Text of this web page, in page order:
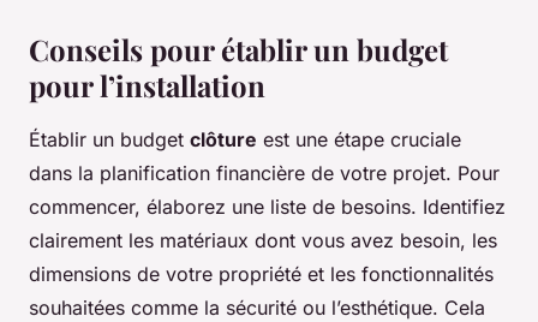
Conseils pour établir un budget
pour l’installation
Établir un budget clôture est une étape cruciale
dans la planification financière de votre projet. Pour
commencer, élaborez une liste de besoins. Identifiez
clairement les matériaux dont vous avez besoin, les
dimensions de votre propriété et les fonctionnalités
souhaitées comme la sécurité ou l’esthétique. Cela